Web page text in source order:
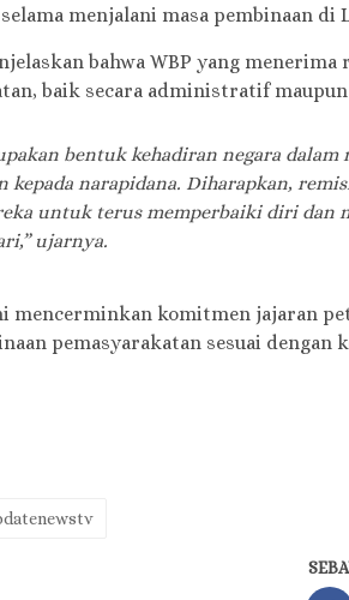
menjalani masa pembinaan di
bahwa WBP yang menerima
baik secara administratif
bentuk kehadiran negara dalam
kepada narapidana. Diharapkan,
untuk terus memperbaiki diri dan
ujarnya.
mencerminkan komitmen jajaran
pemasyarakatan sesuai dengan